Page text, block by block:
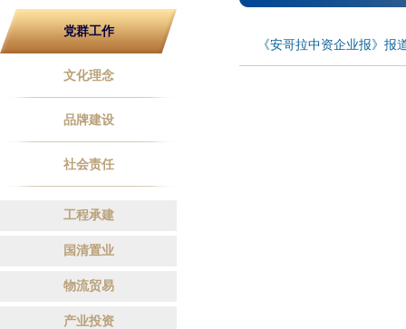
党群工作
文化理念
品牌建设
社会责任
工程承建
国清置业
物流贸易
产业投资
《安哥拉中资企业报》报